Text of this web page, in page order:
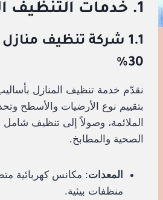
1. خدمات التنظيف المنزلية
1.1 شركة تنظيف
30%
نقدّم خدمة تنظيف المنازل
بتقييم نوع الأرضيات والأسطح
الملائمة، وصولاً إلى تنظيف
الصحية والمطابخ.
المعدات: مكانس كهربائية
منظفات بيئية.